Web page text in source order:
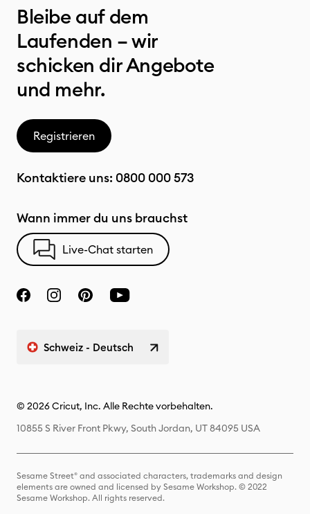
Bleibe auf dem
Laufenden – wir
schicken dir Angebote
und mehr.
Registrieren
Kontaktiere uns: 0800 000 573
Wann immer du uns brauchst
Live-Chat starten
Schweiz - Deutsch
© 2026 Cricut, Inc. Alle Rechte vorbehalten.
10855 S River Front Pkwy, South Jordan, UT 84095 USA
Sesame Street® and associated characters, trademarks and design
elements are owned and licensed by Sesame Workshop. © 2022
Sesame Workshop. All rights reserved.